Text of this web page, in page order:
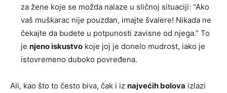
za žene koje se možda nalaze u sličnoj situaciji: “Ako
vaš muškarac nije pouzdan, imajte švalere! Nikada ne
čekajte da budete u potpunosti zavisne od njega.” To
je njeno iskustvo koje joj je donelo mudrost, iako je
istovremeno duboko povređena.
Ali, kao što to često biva, čak i iz najvećih bolova izlazi